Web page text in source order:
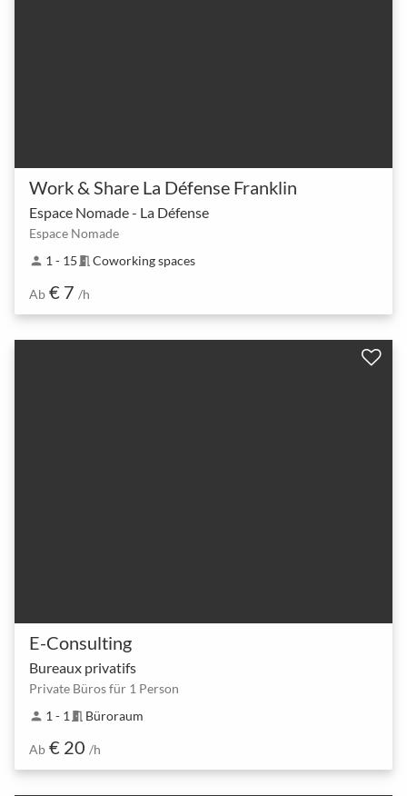
Work & Share La Défense Franklin
Espace Nomade - La Défense
Espace Nomade
person 1 - 15 meeting_room Coworking spaces
Ab € 7 /h
E-Consulting
Bureaux privatifs
Private Büros für 1 Person
person 1 - 1 meeting_room Büroraum
Ab € 20 /h